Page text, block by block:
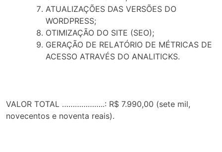
ATUALIZAÇÕES DAS VERSÕES DO
WORDPRESS;
OTIMIZAÇÃO DO SITE (SEO);
GERAÇÃO DE RELATÓRIO DE MÉTRICAS DE
ACESSO ATRAVÉS DO ANALITICKS.
VALOR TOTAL ………………..: R$ 7.990,00 (sete mil,
novecentos e noventa reais).